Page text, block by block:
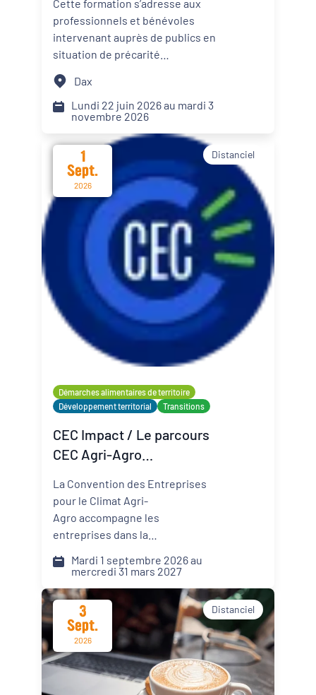
Dynamiques territoriales pour l’emploi
Transitions
Départements
Format de l'événement
Présentiel
Distanciel
Organisateur
Externe
personnes en situation de
précarité alimentaire
Cette formation s’adresse aux
professionnels et bénévoles
intervenant auprès de publics en
situation de précarité
alimentaire. Elle propose des
apports théoriques, des
échanges de pratiques et des
mises en situation afin d’intégrer
le renforcement du pouvoir
d’agir de leur public dans les
actions menées.
Dax
Lundi 22 juin 2026 au mardi 3
novembre 2026
1
Sept.
2026
Distanciel
Démarches alimentaires de territoire
Développement territorial
Transitions
CEC Impact / Le parcours
CEC Agri-Agro
Entreprises pour le Climat)
La Convention des Entreprises
pour le Climat Agri-
Agro accompagne les
entreprises dans la
face aux défis climatiques,
environnementaux et
sociétaux. Comment pérenniser
mon activité dans un monde qui
change vite ? Comment mieux
anticiper les risques et réduire
ma vulnérabilité ? Comment
construire un projet de structure
Mardi 1 septembre 2026 au
mercredi 31 mars 2027
3
Sept.
2026
Distanciel